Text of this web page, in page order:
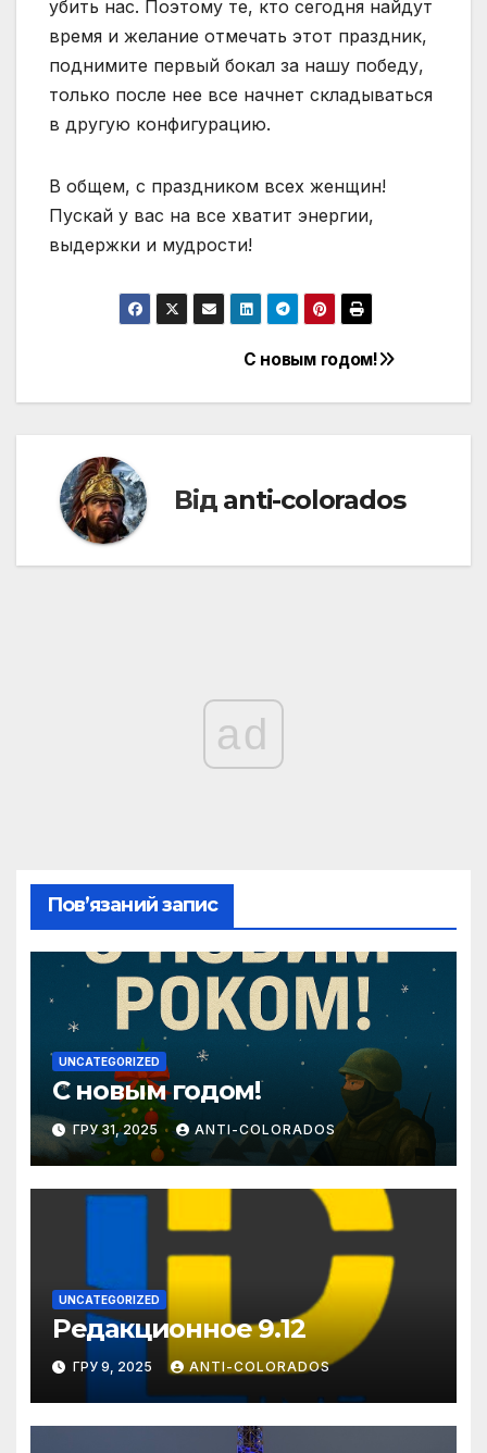
убить нас. Поэтому те, кто сегодня найдут
время и желание отмечать этот праздник,
поднимите первый бокал за нашу победу,
только после нее все начнет складываться
в другую конфигурацию.
В общем, с праздником всех женщин!
Пускай у вас на все хватит энергии,
выдержки и мудрости!
записів
С новым годом!
Від anti-colorados
ad
Пов’язаний запис
UNCATEGORIZED
С новым годом!
ГРУ 31, 2025 ANTI-COLORADOS
UNCATEGORIZED
Редакционное 9.12
ГРУ 9, 2025 ANTI-COLORADOS